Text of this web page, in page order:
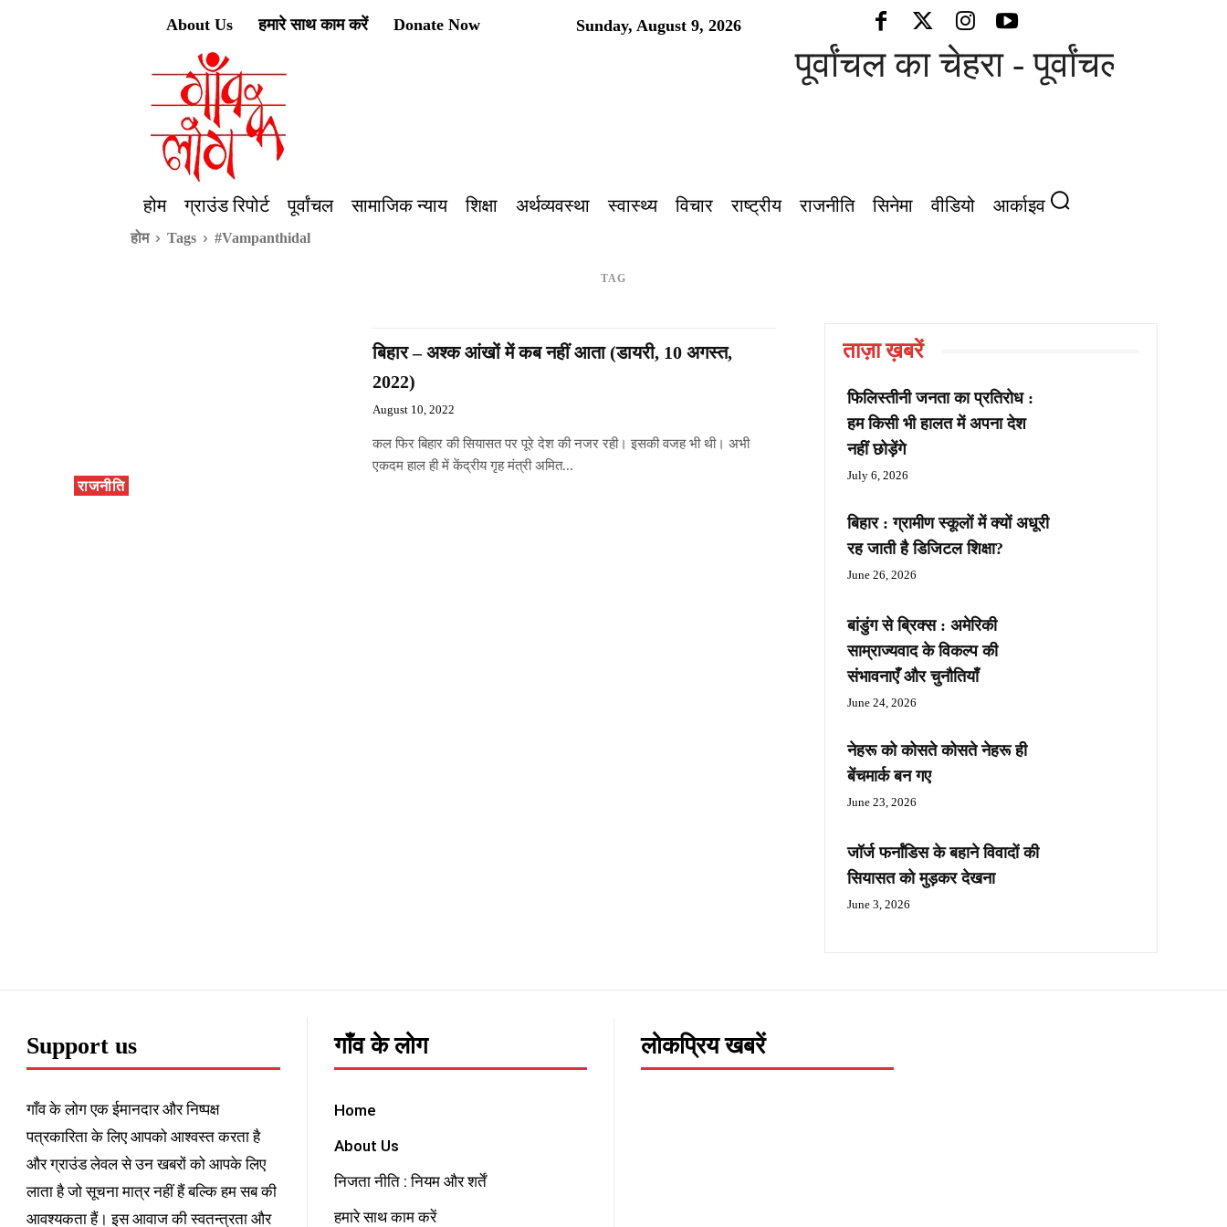
Sunday, August 9, 2026
About Us हमारे साथ काम करें Donate Now
पूर्वांचल का चेहरा - पूर्वांचल की
होम ग्राउंड रिपोर्ट पूर्वांचल सामाजिक न्याय शिक्षा अर्थव्यवस्था स्वास्थ्य विचार राष्ट्रीय राजनीति सिनेमा वीडियो आर्काइव
होम Tags #Vampanthidal
TAG
राजनीति
बिहार – अश्क आंखों में कब नहीं आता (डायरी, 10 अगस्त,
2022)
August 10, 2022
कल फिर बिहार की सियासत पर पूरे देश की नजर रही। इसकी वजह भी थी। अभी
एकदम हाल ही में केंद्रीय गृह मंत्री अमित...
ताज़ा ख़बरें
फिलिस्तीनी जनता का प्रतिरोध :
हम किसी भी हालत में अपना देश
नहीं छोड़ेंगे
July 6, 2026
बिहार : ग्रामीण स्कूलों में क्यों अधूरी
रह जाती है डिजिटल शिक्षा?
June 26, 2026
बांडुंग से ब्रिक्स : अमेरिकी
साम्राज्यवाद के विकल्प की
संभावनाएँ और चुनौतियाँ
June 24, 2026
नेहरू को कोसते कोसते नेहरू ही
बेंचमार्क बन गए
June 23, 2026
जॉर्ज फर्नांडिस के बहाने विवादों की
सियासत को मुड़कर देखना
June 3, 2026
Support us
गाँव के लोग एक ईमानदार और निष्पक्ष
पत्रकारिता के लिए आपको आश्वस्त करता है
और ग्राउंड लेवल से उन खबरों को आपके लिए
लाता है जो सूचना मात्र नहीं हैं बल्कि हम सब की
आवश्यकता हैं। इस आवाज की स्वतन्त्रता और
गाँव के लोग
Home
About Us
निजता नीति : नियम और शर्तें
हमारे साथ काम करें
लोकप्रिय खबरें